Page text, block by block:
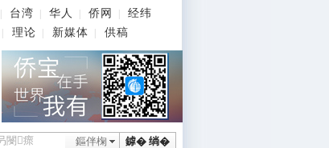
台湾 华人 侨网
经纬
理论 新媒体 供稿
鎼� 绱�
鏂伴椈